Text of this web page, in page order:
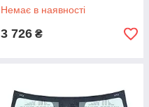
Немає в наявності
3 726 ₴